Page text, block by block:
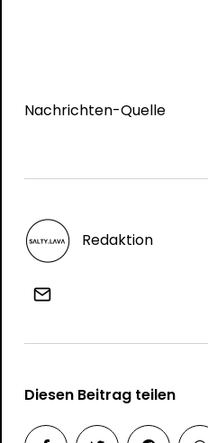
Nachrichten-Quelle
Redaktion
Diesen Beitrag teilen